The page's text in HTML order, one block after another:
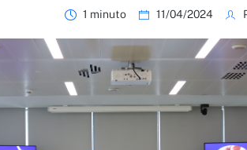
1 minuto 11/04/2024